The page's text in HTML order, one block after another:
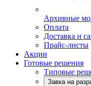
Архивные
Оплата
Доставка и
Прайс-листы
Акции
Готовые решения
Типовые
Завка на